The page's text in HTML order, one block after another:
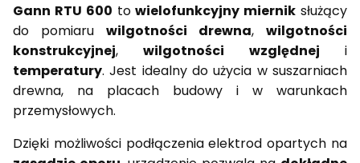
Gann RTU 600 towielofunkcyjny miernik służący
do pomiaru wilgotności drewna, wilgotności
konstrukcyjnej,wilgotności względnej i
temperatury. Jest idealny do użycia w suszarniach
drewna, na placach budowy i w warunkach
przemysłowych.
Dzięki możliwości podłączenia elektrod opartych na